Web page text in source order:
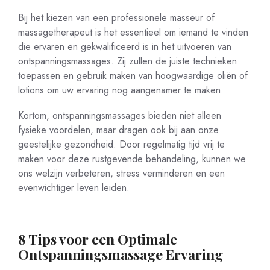
Bij het kiezen van een professionele masseur of
massagetherapeut is het essentieel om iemand te vinden
die ervaren en gekwalificeerd is in het uitvoeren van
ontspanningsmassages. Zij zullen de juiste technieken
toepassen en gebruik maken van hoogwaardige oliën of
lotions om uw ervaring nog aangenamer te maken.
Kortom, ontspanningsmassages bieden niet alleen
fysieke voordelen, maar dragen ook bij aan onze
geestelijke gezondheid. Door regelmatig tijd vrij te
maken voor deze rustgevende behandeling, kunnen we
ons welzijn verbeteren, stress verminderen en een
evenwichtiger leven leiden.
8 Tips voor een Optimale
Ontspanningsmassage Ervaring